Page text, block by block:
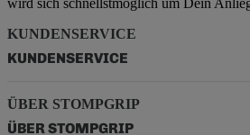
KUNDENSERVICE
KUNDENSERVICE
ÜBER STOMPGRIP
ÜBER STOMPGRIP